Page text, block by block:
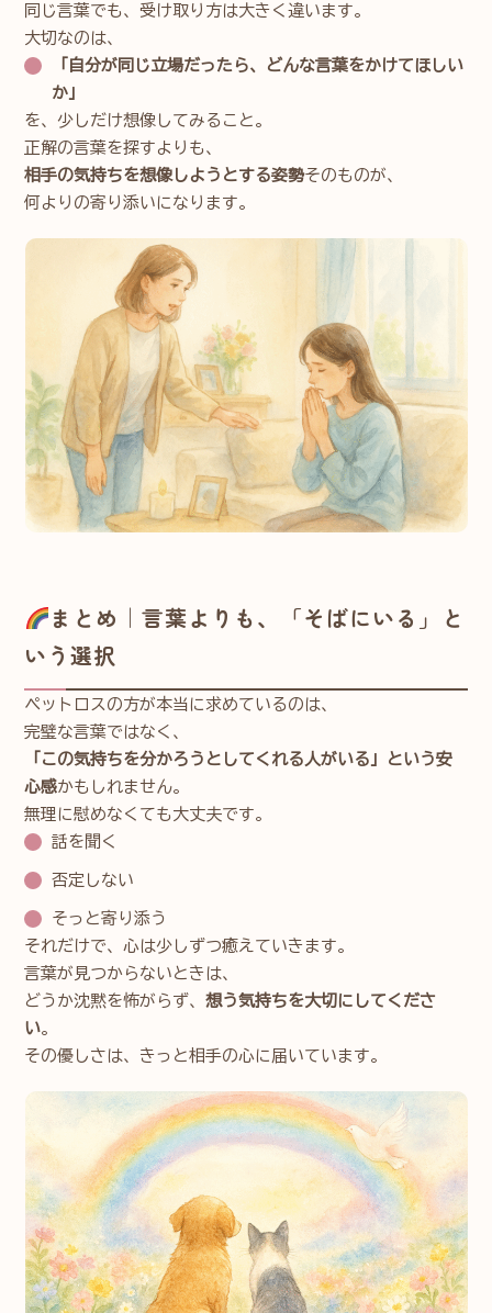
同じ言葉でも、受け取り方は大きく違います。
大切なのは、
「自分が同じ立場だったら、どんな言葉をかけてほしい
か」
を、少しだけ想像してみること。
正解の言葉を探すよりも、
相手の気持ちを想像しようとする姿勢そのものが、
何よりの寄り添いになります。
まとめ｜言葉よりも、「そばにいる」と
いう選択
ペットロスの方が本当に求めているのは、
完璧な言葉ではなく、
「この気持ちを分かろうとしてくれる人がいる」という安
心感かもしれません。
無理に慰めなくても大丈夫です。
話を聞く
否定しない
そっと寄り添う
それだけで、心は少しずつ癒えていきます。
言葉が見つからないときは、
どうか沈黙を怖がらず、想う気持ちを大切にしてくださ
い。
その優しさは、きっと相手の心に届いています。